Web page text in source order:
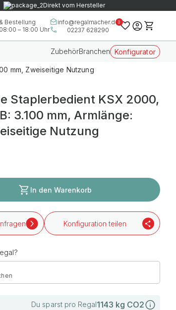
Direkt vom Hersteller
Bestellung
– 18:00 Uhr
info@regalmacher.de
02237 628290
0
ZubehörBranchen Konfigurator
mm, Zweiseitige Nutzung
Staplerbedient KSX 2000,
3.100 mm, Armlänge:
Nutzung
In den Warenkorb
Konfiguration teilen
Du sparst pro Regal1143 kg CO2